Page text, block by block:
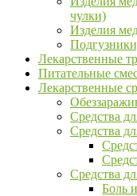
чулки)
Изделия
Лекарственные
Питательные
Лекарственные
Средства
Средства
Средства
Боль